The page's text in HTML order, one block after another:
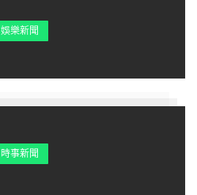
娛樂新聞
時事新聞